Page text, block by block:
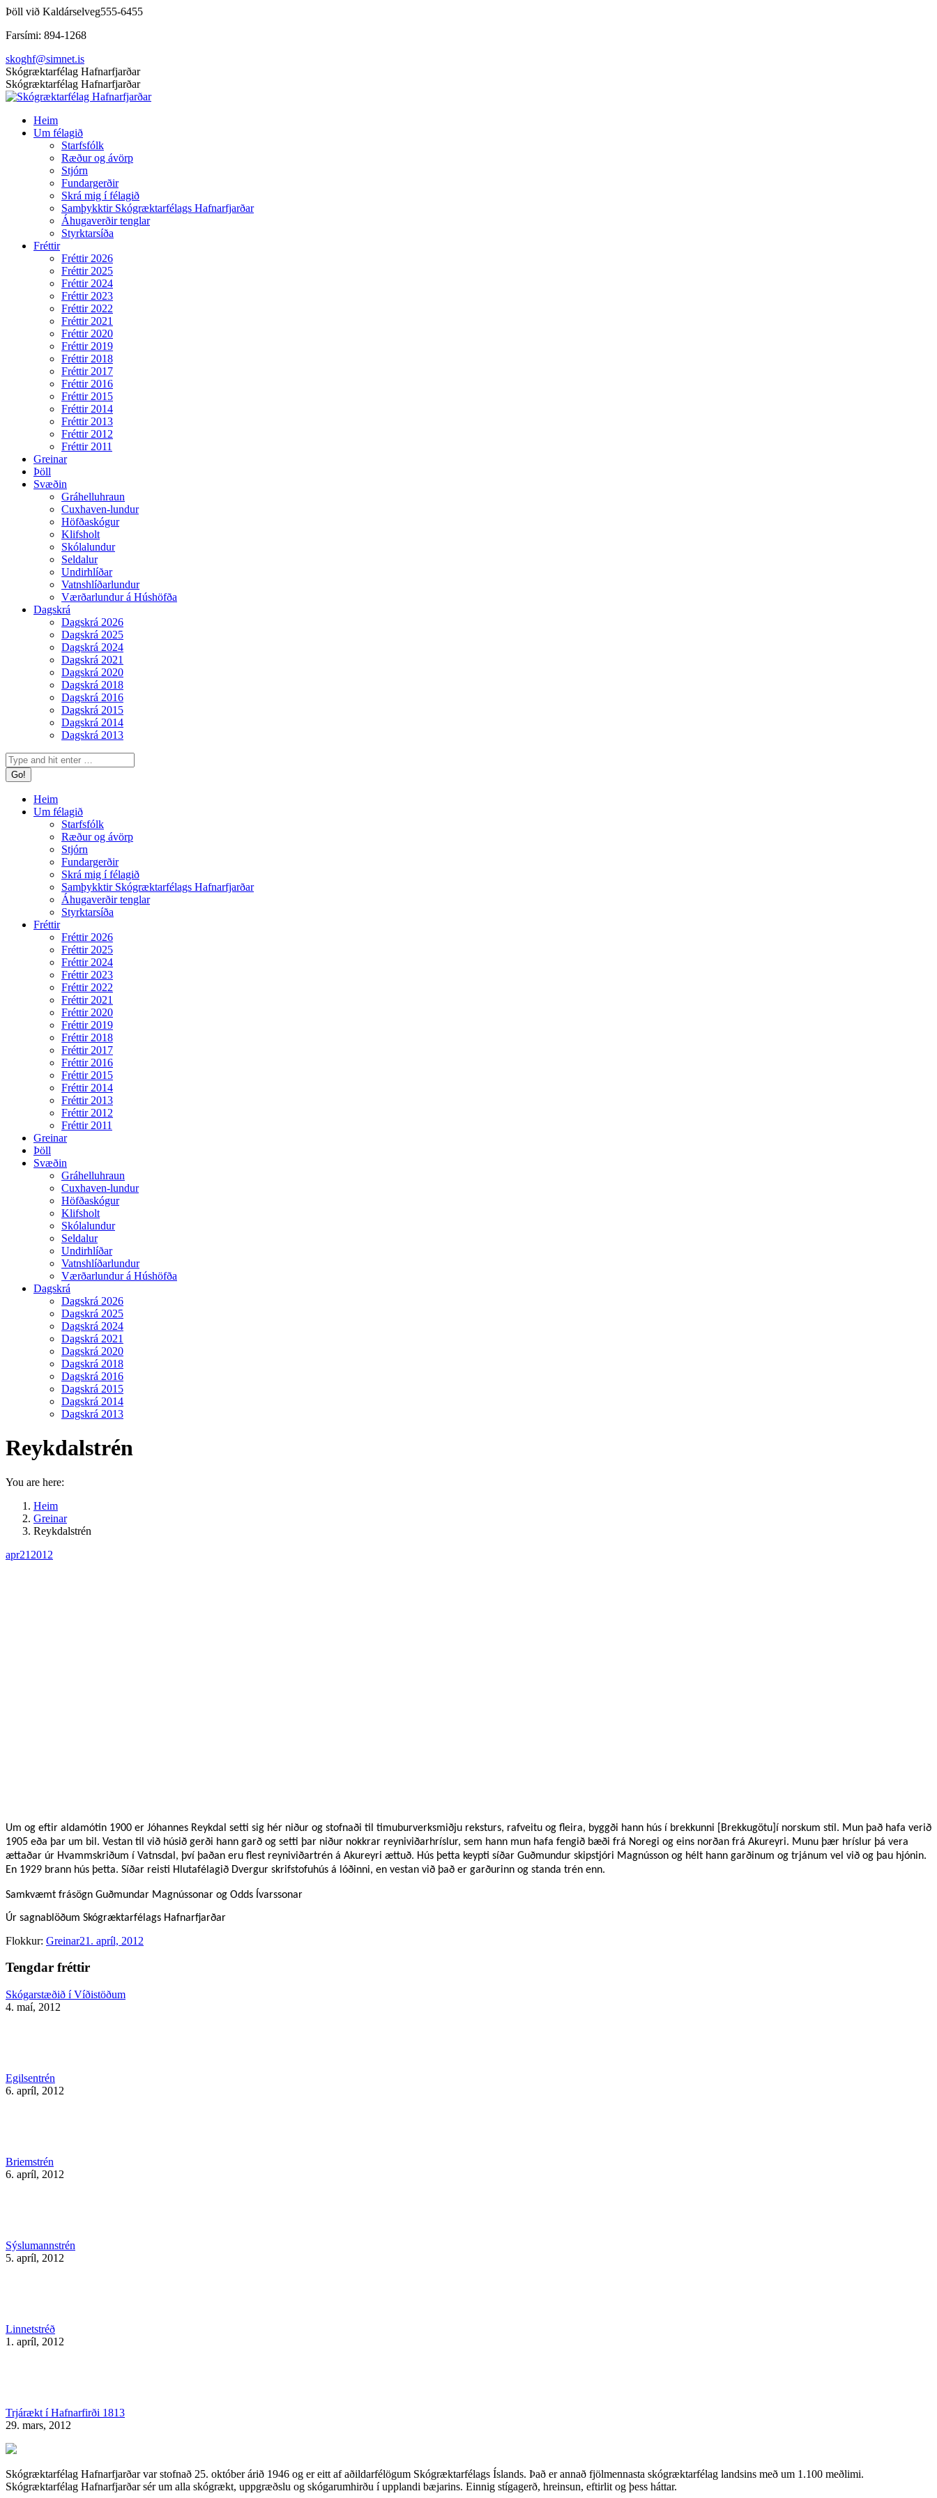
Skip
content
Þöll við Kaldárselveg555-6455
Farsími: 894-1268
skoghf@simnet.is
Facebook
page
opens
new
window
Skógræktarfélag Hafnarfjarðar
Skógræktarfélag Hafnarfjarðar
Heim
Um félagið
Starfsfólk
Ræður og ávörp
Stjórn
Fundargerðir
Skrá mig í félagið
Samþykktir Skógræktarfélags Hafnarfjarðar
Áhugaverðir tenglar
Styrktarsíða
Fréttir
Fréttir 2026
Fréttir 2025
Fréttir 2024
Fréttir 2023
Fréttir 2022
Fréttir 2021
Fréttir 2020
Fréttir 2019
Fréttir 2018
Fréttir 2017
Fréttir 2016
Fréttir 2015
Fréttir 2014
Fréttir 2013
Fréttir 2012
Fréttir 2011
Greinar
Þöll
Svæðin
Gráhelluhraun
Cuxhaven-lundur
Höfðaskógur
Klifsholt
Skólalundur
Seldalur
Undirhlíðar
Vatnshlíðarlundur
Værðarlundur á Húshöfða
Dagskrá
Dagskrá 2026
Dagskrá 2025
Dagskrá 2024
Dagskrá 2021
Dagskrá 2020
Dagskrá 2018
Dagskrá 2016
Dagskrá 2015
Dagskrá 2014
Dagskrá 2013
Search:
Heim
Um félagið
Starfsfólk
Ræður og ávörp
Stjórn
Fundargerðir
Skrá mig í félagið
Samþykktir Skógræktarfélags Hafnarfjarðar
Áhugaverðir tenglar
Styrktarsíða
Fréttir
Fréttir 2026
Fréttir 2025
Fréttir 2024
Fréttir 2023
Fréttir 2022
Fréttir 2021
Fréttir 2020
Fréttir 2019
Fréttir 2018
Fréttir 2017
Fréttir 2016
Fréttir 2015
Fréttir 2014
Fréttir 2013
Fréttir 2012
Fréttir 2011
Greinar
Þöll
Svæðin
Gráhelluhraun
Cuxhaven-lundur
Höfðaskógur
Klifsholt
Skólalundur
Seldalur
Undirhlíðar
Vatnshlíðarlundur
Værðarlundur á Húshöfða
Dagskrá
Dagskrá 2026
Dagskrá 2025
Dagskrá 2024
Dagskrá 2021
Dagskrá 2020
Dagskrá 2018
Dagskrá 2016
Dagskrá 2015
Dagskrá 2014
Dagskrá 2013
Reykdalstrén
You are here:
Heim
Greinar
Reykdalstrén
apr21 2012
Um og eftir aldamótin 1900 er Jóhannes Reykdal setti sig hér niður og stofnaði til timuburverksmiðju reksturs, rafveitu og fleira, byggði hann hús í brekkunni [Brekkugötu]í norskum stíl. Mun það hafa verið
1905 eða þar um bil. Vestan til við húsið gerði hann garð og setti þar niður nokkrar reyniviðarhríslur, sem hann mun hafa fengið bæði frá Noregi og eins norðan frá Akureyri. Munu þær hríslur þá vera
ættaðar úr Hvammskriðum í Vatnsdal, því þaðan eru flest reyniviðartrén á Akureyri ættuð. Hús þetta keypti síðar Guðmundur skipstjóri Magnússon og hélt hann garðinum og trjánum vel við og þau hjónin.
En 1929 brann hús þetta. Síðar reisti Hlutafélagið Dvergur skrifstofuhús á lóðinni, en vestan við það er garðurinn og standa trén enn.
Samkvæmt frásögn Guðmundar Magnússonar og Odds Ívarssonar
Úr sagnablöðum Skógræktarfélags Hafnarfjarðar
Flokkur: Greinar21. apríl, 2012
Tengdar fréttir
Skógarstæðið í Víðistöðum
4. maí, 2012
Egilsentrén
6. apríl, 2012
Briemstrén
6. apríl, 2012
Sýslumannstrén
5. apríl, 2012
Linnetstréð
1. apríl, 2012
Trjárækt í Hafnarfirði 1813
29. mars, 2012
Skógræktarfélag Hafnarfjarðar var stofnað 25. október árið 1946 og er eitt af aðildarfélögum Skógræktarfélags Íslands. Það er annað fjölmennasta skógræktarfélag landsins með um 1.100 meðlimi.
Skógræktarfélag Hafnarfjarðar sér um alla skógrækt, uppgræðslu og skógarumhirðu í upplandi bæjarins. Einnig stígagerð, hreinsun, eftirlit og þess háttar.